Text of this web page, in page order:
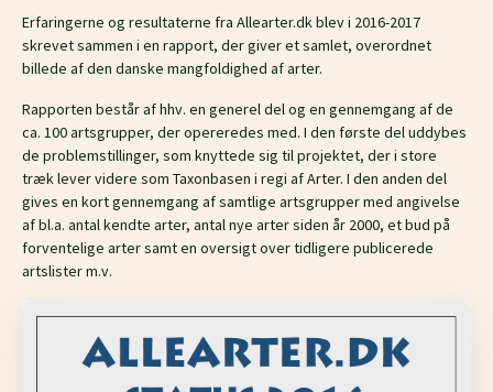
Erfaringerne og resultaterne fra Allearter.dk blev i 2016-2017
skrevet sammen i en rapport, der giver et samlet, overordnet
billede af den danske mangfoldighed af arter.
Rapporten består af hhv. en generel del og en gennemgang af de
ca. 100 artsgrupper, der opereredes med. I den første del uddybes
de problemstillinger, som knyttede sig til projektet, der i store
træk lever videre som Taxonbasen i regi af Arter. I den anden del
gives en kort gennemgang af samtlige artsgrupper med angivelse
af bl.a. antal kendte arter, antal nye arter siden år 2000, et bud på
forventelige arter samt en oversigt over tidligere publicerede
artslister m.v.